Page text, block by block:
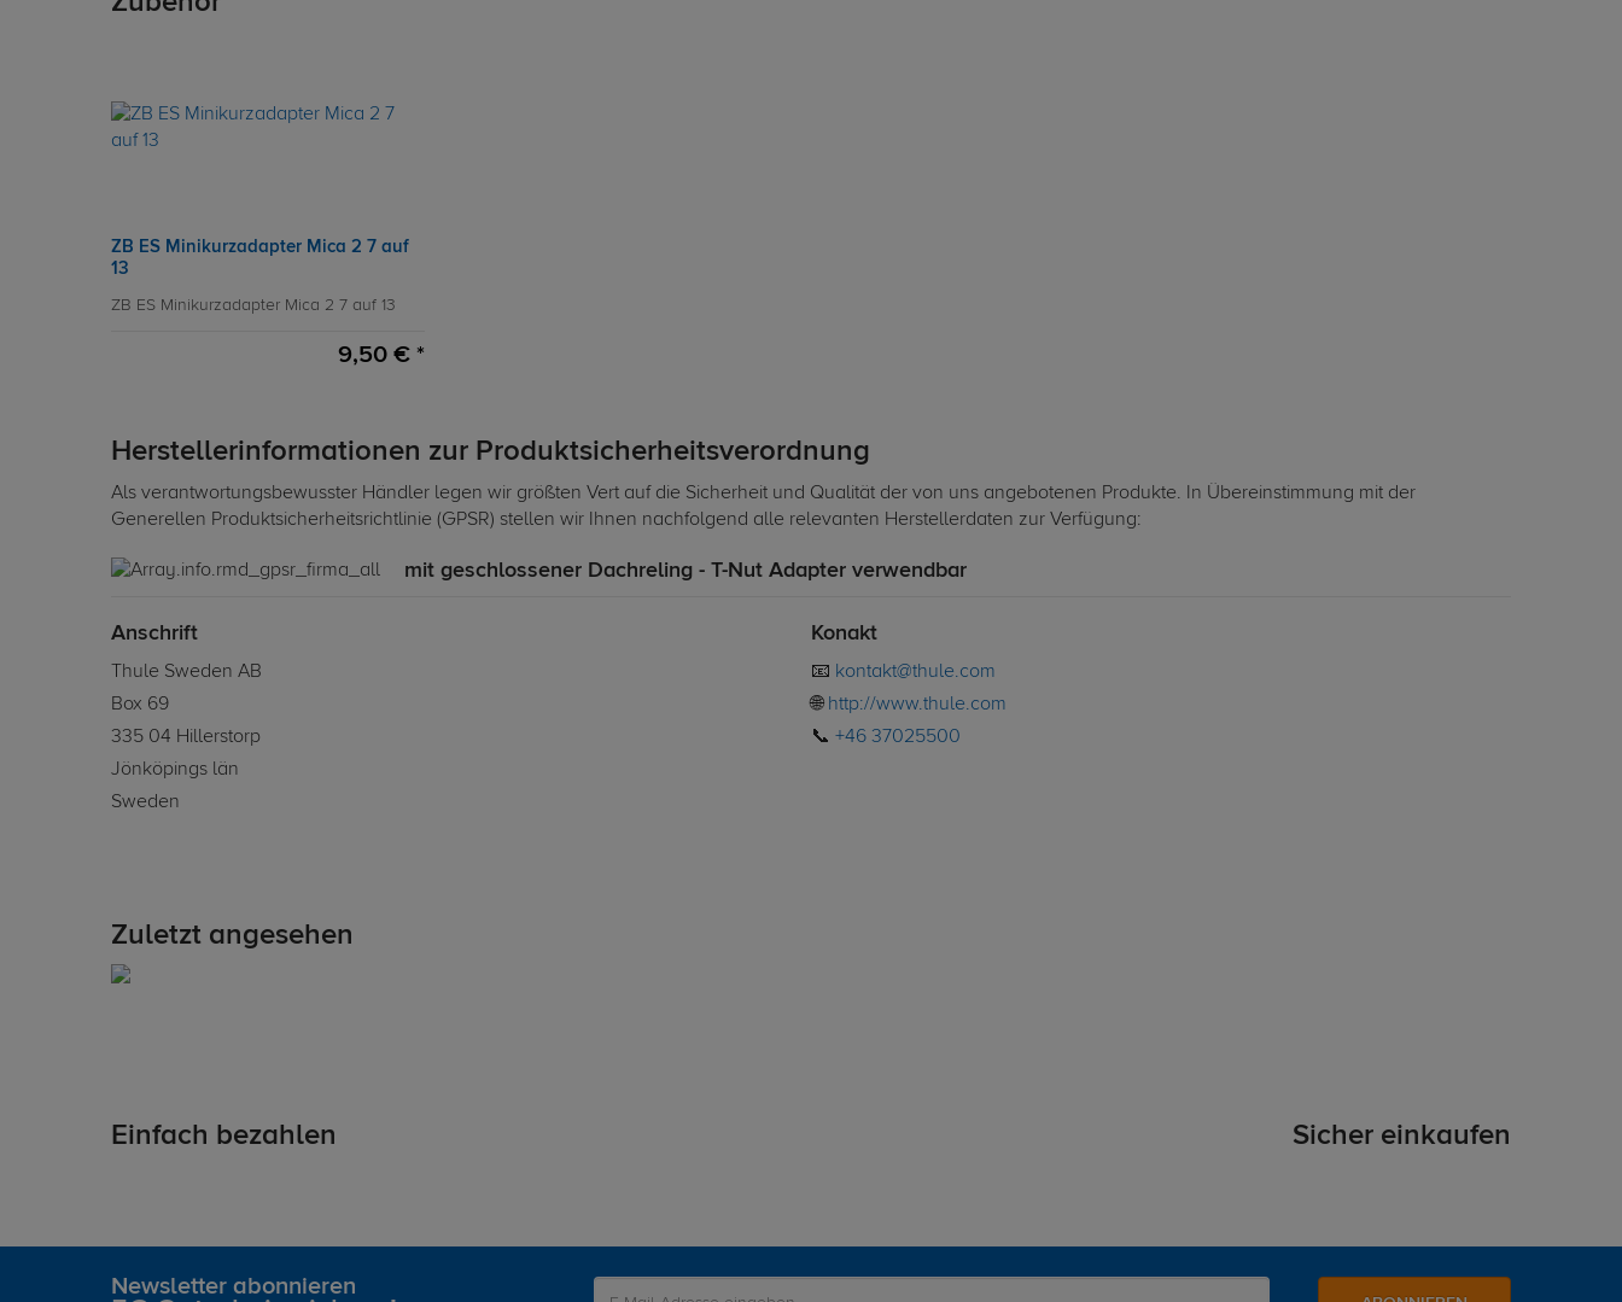
ZB ES Minikurzadapter Mica 2 7 auf
13
ZB ES Minikurzadapter Mica 2 7 auf 13
9,50 € *
Herstellerinformationen zur Produktsicherheitsverordnung
Als verantwortungsbewusster Händler legen wir größten Vert auf die Sicherheit und Qualität der von uns angebotenen Produkte. In Übereinstimmung mit der
Generellen Produktsicherheitsrichtlinie (GPSR) stellen wir Ihnen nachfolgend alle relevanten Herstellerdaten zur Verfügung:
mit geschlossener Dachreling - T-Nut Adapter verwendbar
Anschrift
Thule Sweden AB
Box 69
335 04 Hillerstorp
Jönköpings län
Sweden
Konakt
📧 kontakt@thule.com
🌐 http://www.thule.com
📞 +46 37025500
Zuletzt angesehen
Einfach bezahlen Sicher einkaufen
Newsletter abonnieren